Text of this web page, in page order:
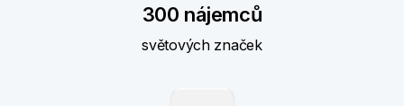
300 nájemců
světových značek